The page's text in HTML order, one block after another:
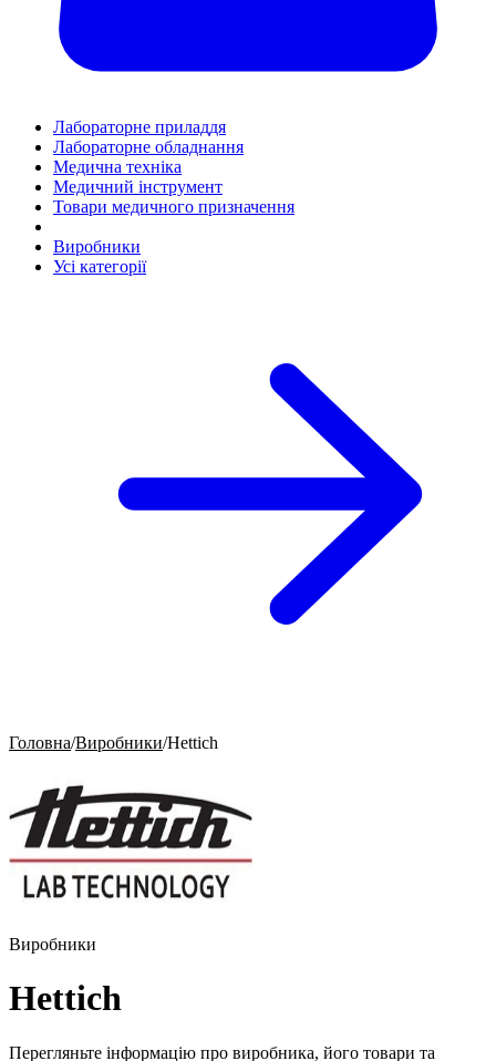
Лабораторне приладдя
Лабораторне обладнання
Медична техніка
Медичний інструмент
Товари медичного призначення
Виробники
Усі категорії
Головна/Виробники/Hettich
Виробники
Hettich
Перегляньте інформацію про виробника, його товари та